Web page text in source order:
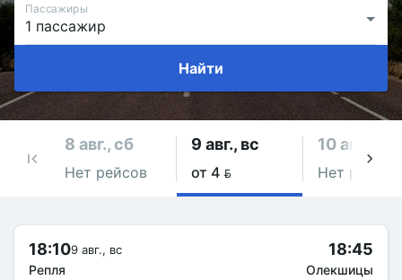
Пассажиры
Найти
8 авг., сб
Нет рейсов
9 авг., вс
от 4 
10 авг., пн
Нет рейсов
18:109 авг., вс
Репля
18:45
Олекшицы